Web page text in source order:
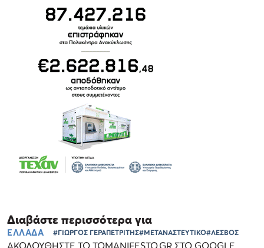
Διαβάστε περισσότερα για
ΕΛΛΑΔΑ #ΓΙΩΡΓΟΣ ΓΕΡΑΠΕΤΡΙΤΗΣ#ΜΕΤΑΝΑΣΤΕΥΤΙΚΟ#ΛΕΣΒΟΣ
ΑΚΟΛΟΥΘΗΣΤΕ ΤΟ TOMANIFESTO.GR ΣΤΟ GOOGLE